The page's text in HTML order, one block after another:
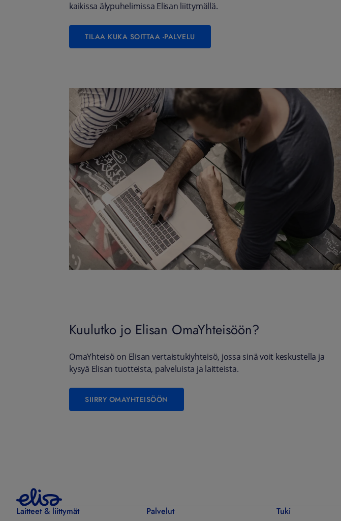
kaikissa älypuhelimissa Elisan liittymällä.
TILAA KUKA SOITTAA -PALVELU
Kuulutko jo Elisan OmaYhteisöön?
OmaYhteisö on Elisan vertaistukiyhteisö, jossa sinä voit keskustella ja
kysyä Elisan tuotteista, palveluista ja laitteista.
SIIRRY OMAYHTEISÖÖN
Laitteet & liittymät Palvelut Tuki